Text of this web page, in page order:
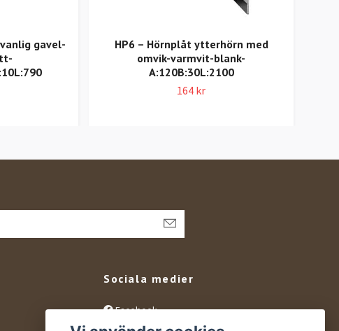
gavel-
HP6 – Hörnplåt ytterhörn med
omvik-varmvit-blank-
A:120B:30L:2100
164 kr
Sociala medier
Facebook